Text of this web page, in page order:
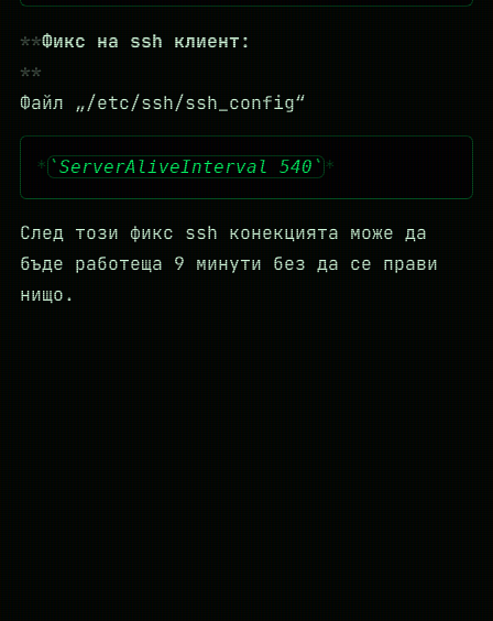
Фикс на ssh клиент:
Файл „/etc/ssh/ssh_config“
ServerAliveInterval 540
След този фикс ssh конекцията може да
бъде работеща 9 минути без да се прави
нищо.